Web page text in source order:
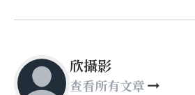
欣攝影
查看所有文章